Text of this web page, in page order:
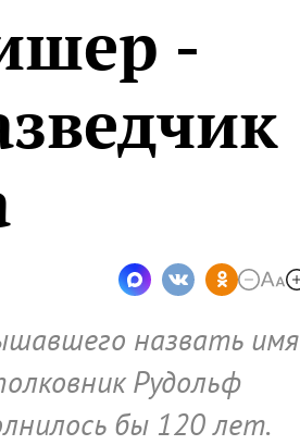
-
назвать имя
Рудольф
бы 120 лет.